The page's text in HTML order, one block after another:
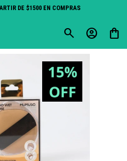
DE $1500 EN COMPRAS